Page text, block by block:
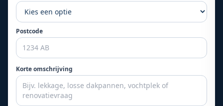
Postcode
Korte omschrijving